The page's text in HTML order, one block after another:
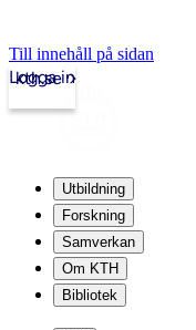
Till innehåll på sidan
kth.se
Logga in
Utbildning
Forskning
Samverkan
Om KTH
Bibliotek